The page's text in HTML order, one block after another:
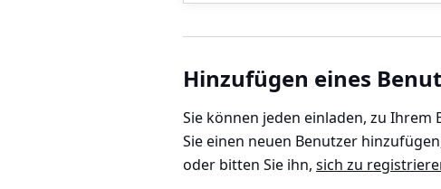
Hinzufügen eines
Sie können jeden einladen, zu
Sie einen neuen Benutzer
oder bitten Sie ihn, sich zu